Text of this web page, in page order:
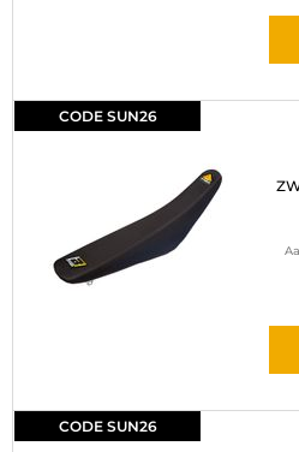
CODE SUN26
CODE SUN26